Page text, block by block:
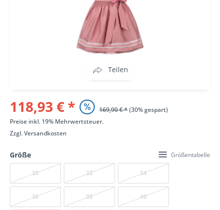
Teilen
118,93 € * 169,90 € *(30% gespart)
Preise inkl. 19% Mehrwertsteuer.
Zzgl.Versandkosten
Größe Größentabelle
30 32 34
36 38 40